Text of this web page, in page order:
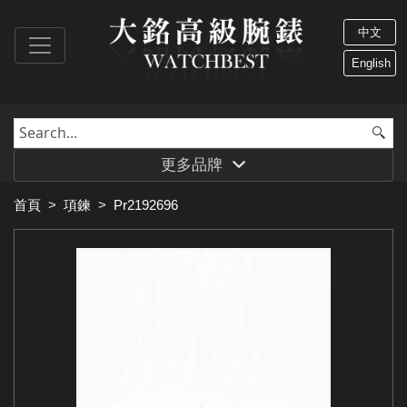
中文
English
更多品牌
首頁 > 項鍊 > Pr2192696